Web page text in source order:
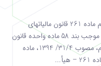
ماده 261 قانون مالیاتهای مستقیم ماده 261 قانون مالیاتهای
مستقیم – حذف شد.(1) 1 – به موجب بند 58 ماده واحده قانون
اصلاح قانون مالیات های مستقیم، مصوب 31/4/ 1394، ماده